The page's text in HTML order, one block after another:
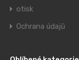
otisk
Ochrana údajů